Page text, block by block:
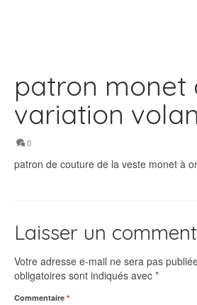
patron monet
variation
0
patron de couture de la veste monet à
Laisser un
Votre adresse e-mail ne sera pas
obligatoires sont indiqués avec *
Commentaire *